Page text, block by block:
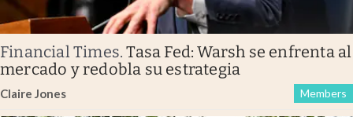
Financial Times.Tasa Fed: Warsh se enfrenta al
mercado y redobla su estrategia
Claire Jones Members